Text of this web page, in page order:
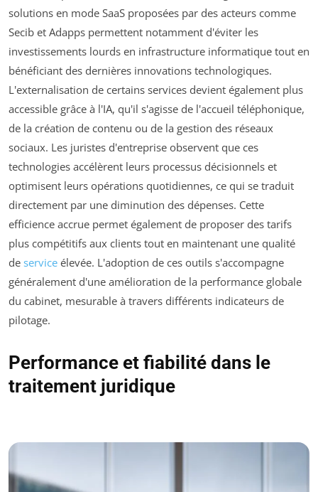
solutions en mode SaaS proposées par des acteurs comme
Secib et Adapps permettent notamment d'éviter les
investissements lourds en infrastructure informatique tout en
bénéficiant des dernières innovations technologiques.
L'externalisation de certains services devient également plus
accessible grâce à l'IA, qu'il s'agisse de l'accueil téléphonique,
de la création de contenu ou de la gestion des réseaux
sociaux. Les juristes d'entreprise observent que ces
technologies accélèrent leurs processus décisionnels et
optimisent leurs opérations quotidiennes, ce qui se traduit
directement par une diminution des dépenses. Cette
efficience accrue permet également de proposer des tarifs
plus compétitifs aux clients tout en maintenant une qualité
de service élevée. L'adoption de ces outils s'accompagne
généralement d'une amélioration de la performance globale
du cabinet, mesurable à travers différents indicateurs de
pilotage.
Performance et fiabilité dans le
traitement juridique